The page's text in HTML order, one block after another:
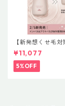
【新発想くせ毛
ン 新ブランド「
エ）」ボトルサイ
ット｜リラクシン
ー 500mL ＋ トリ
¥11,077
5%OFF